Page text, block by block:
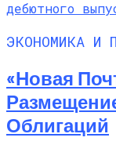
ЭКОНОМИКА И
«Новая
Облигаций